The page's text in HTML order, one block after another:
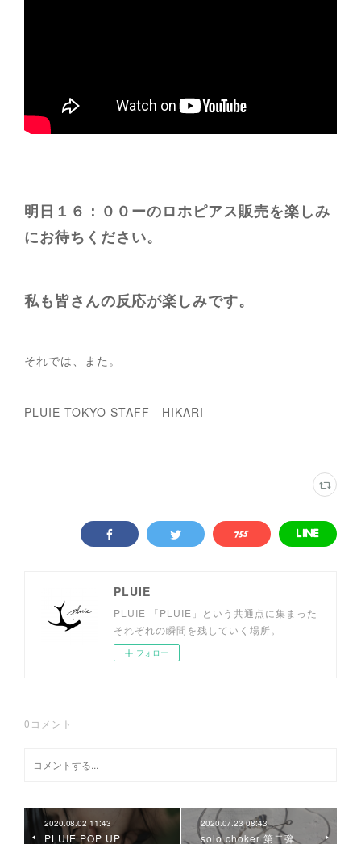
明日１６：００ーのロホピアス販売を楽しみ
にお待ちください。
私も皆さんの反応が楽しみです。
それでは、また。
PLUIE TOKYO STAFF HIKARI
PLUIE
PLUIE 「PLUIE」という共通点に集まった
それぞれの瞬間を残していく場所。
フォロー
0 コメント
2020.08.02 11:43
PLUIE POP UP
2020.07.23 08:43
solo choker 第二弾